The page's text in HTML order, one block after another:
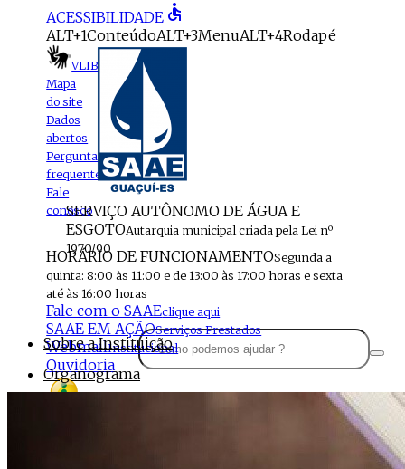
ACESSIBILIDADE accessible
ALT+1ConteúdoALT+3MenuALT+4Rodapé
VLIBRAS
Mapa
do site
Dados
abertos
Perguntas
frequentes
Fale
conosco
SERVIÇO AUTÔNOMO DE ÁGUA E
ESGOTOAutarquia municipal criada pela Lei nº
1970/90
HORÁRIO DE FUNCIONAMENTOSegunda a
quinta: 8:00 às 11:00 e de 13:00 às 17:00 horas e sexta
até às 16:00 horas
Fale com o SAAEclique aqui
SAAE EM AÇÃOServiços Prestados
WebmailInstitucional
Ouvidoria
Sobre a Instituição
Organograma